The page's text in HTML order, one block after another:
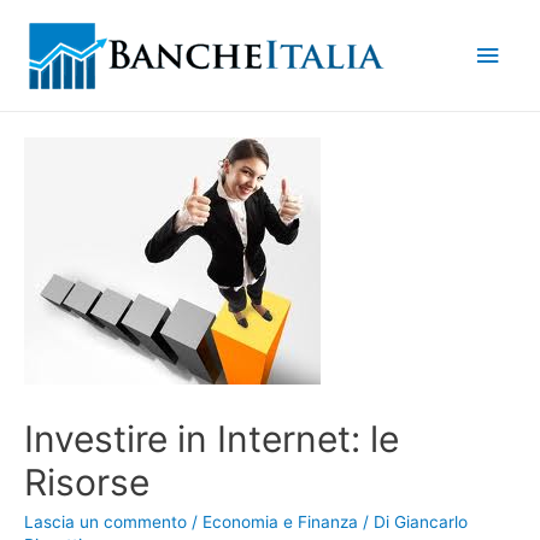
Investire in Internet: le
Risorse
Lascia un commento / Economia e Finanza / Di Giancarlo